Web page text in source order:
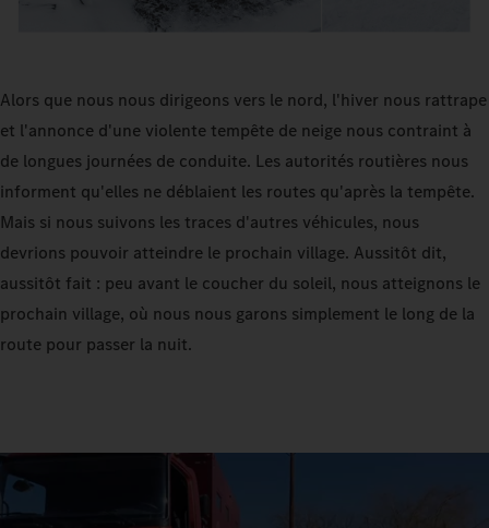
Alors que nous nous dirigeons vers le nord, l'hiver nous rattrape
et l'annonce d'une violente tempête de neige nous contraint à
de longues journées de conduite. Les autorités routières nous
informent qu'elles ne déblaient les routes qu'après la tempête.
Mais si nous suivons les traces d'autres véhicules, nous
devrions pouvoir atteindre le prochain village. Aussitôt dit,
aussitôt fait : peu avant le coucher du soleil, nous atteignons le
prochain village, où nous nous garons simplement le long de la
route pour passer la nuit.